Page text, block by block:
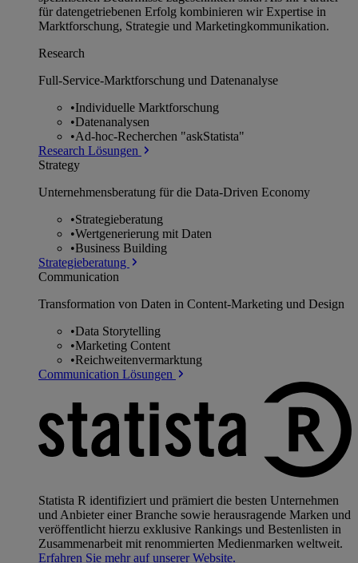
für datengetriebenen Erfolg kombinieren wir Expertise in
Marktforschung, Strategie und Marketingkommunikation.
Research
Full-Service-Marktforschung und Datenanalyse
•Individuelle Marktforschung
•Datenanalysen
•Ad-hoc-Recherchen "askStatista"
Research Lösungen
Strategy
Unternehmens­beratung für die Data-Driven Economy
•Strategieberatung
•Wertgenerierung mit Daten
•Business Building
Strategieberatung
Communication
Transformation von Daten in Content-Marketing und Design
•Data Storytelling
•Marketing Content
•Reichweitenvermarktung
Communication Lösungen
Statista R identifiziert und prämiert die besten Unternehmen
und Anbieter einer Branche sowie herausragende Marken und
veröffentlicht hierzu exklusive Rankings und Bestenlisten in
Zusammenarbeit mit renommierten Medienmarken weltweit.
Erfahren Sie mehr auf unserer Website.